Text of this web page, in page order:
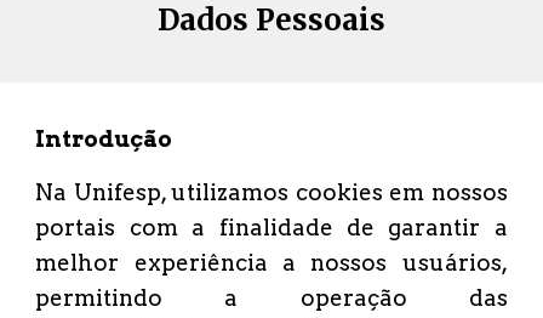
Dados Pessoais
Introdução
Na Unifesp, utilizamos cookies em nossos
portais com a finalidade de garantir a
melhor experiência a nossos usuários,
permitindo a operação das